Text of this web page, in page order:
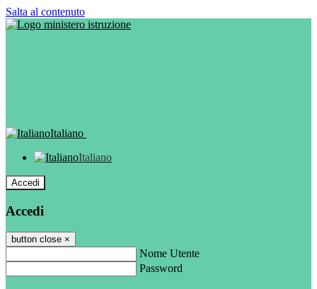
Salta al contenuto
Italiano
Italiano
Accedi
Accedi
button close ×
Nome Utente
Password